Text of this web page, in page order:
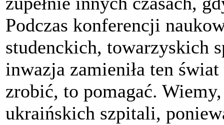
Podczas konferencji
studenckich, towarzyskich
inwazja zamieniła ten
zrobić, to pomagać.
ukraińskich szpitali,